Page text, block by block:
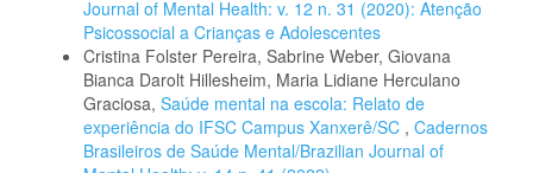
Journal of Mental Health: v. 12 n. 31 (2020): Atenção
Psicossocial a Crianças e Adolescentes
Cristina Folster Pereira, Sabrine Weber, Giovana
Bianca Darolt Hillesheim, Maria Lidiane Herculano
Graciosa, Saúde mental na escola: Relato de
experiência do IFSC Campus Xanxerê/SC , Cadernos
Brasileiros de Saúde Mental/Brazilian Journal of